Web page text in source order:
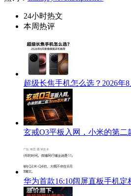
24小时热文
本周热评
超级长焦手机怎么选？2026年
玄戒O3平板入网，小米的第二
华为首款16:10阔屏直板手机